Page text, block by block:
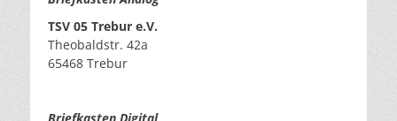
TSV 05 Trebur e.V.
Theobaldstr. 42a
65468 Trebur